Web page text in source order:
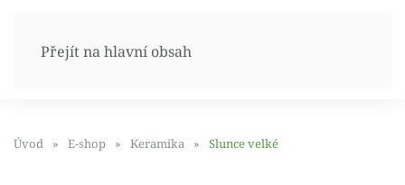
Přejít na hlavní obsah
Úvod E-shop Keramika Slunce velké